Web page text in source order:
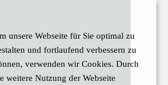
unsere Webseite für Sie optimal zu
und fortlaufend verbessern zu
verwenden wir Cookies. Durch
weitere Nutzung der Webseite